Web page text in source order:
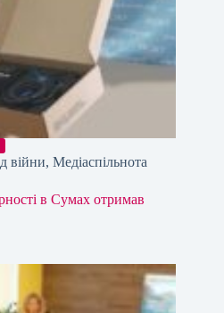
війни, Медіаспільнота
в Сумах отримав